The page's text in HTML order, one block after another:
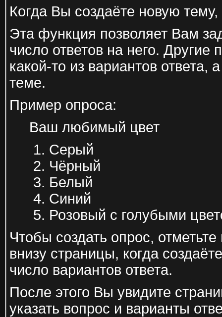
Когда Вы создаёте новую
Эта функция позволяет Вам
число ответов на него. Другие
какой-то из вариантов ответа,
теме.
Пример опроса:
Ваш любимый цвет
Серый
Чёрный
Белый
Синий
Розовый с голубыми
Чтобы создать опрос,
внизу страницы, когда
число вариантов ответа.
После этого Вы увидите
указать вопрос и варианты